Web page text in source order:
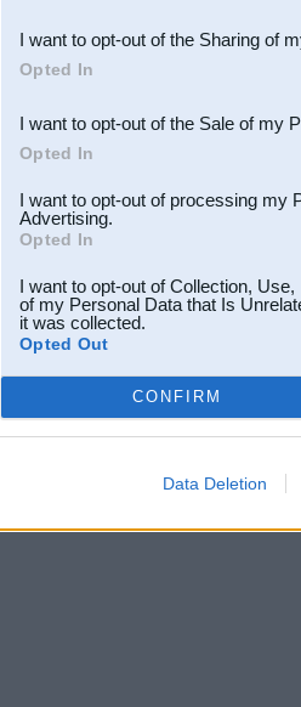
Downstream Participants
third parties.
I want to opt-out of the Sharing of
Opted In
I want to opt-out of the Sale of my
Opted In
I want to opt-out of processing my
Advertising.
Opted In
I want to opt-out of Collection,
of my Personal Data that Is
it was collected.
Opted Out
CONFIRM
Data Deletion